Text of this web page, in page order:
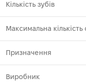
Кількість зубів
Максимальна кількість
Призначення
Виробник